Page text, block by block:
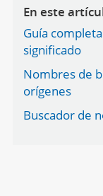
En este
Guía
significado
Nombres de
orígenes
Buscador de